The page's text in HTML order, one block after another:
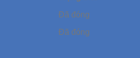
Đã đóng
Đã đóng